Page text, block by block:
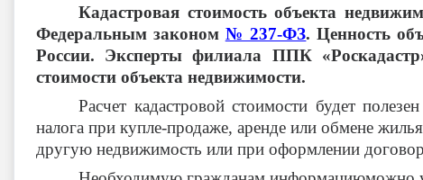
Кадастровая стоимость объекта
Федеральным законом № 237-ФЗ. Ценность
России. Эксперты филиала ППК
стоимости объекта недвижимости.
Расчет кадастровой стоимости будет
налога при купле-продаже, аренде или обмене
другую недвижимость или при оформлении